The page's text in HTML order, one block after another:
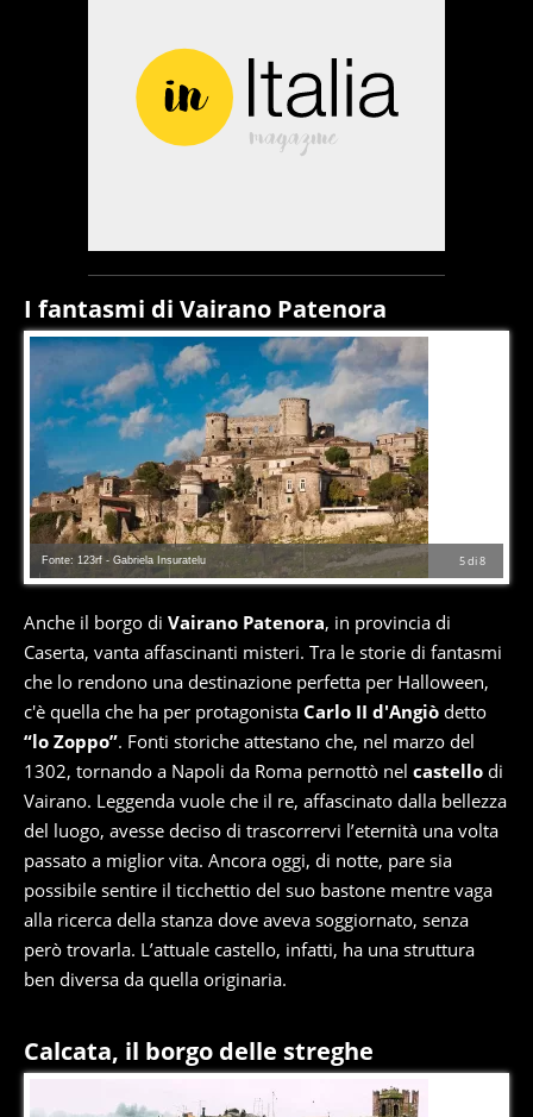
I fantasmi di Vairano Patenora
5di8
Fonte: 123rf - Gabriela Insuratelu
Anche il borgo di Vairano Patenora, in provincia di
Caserta, vanta affascinanti misteri. Tra le storie di fantasmi
che lo rendono una destinazione perfetta per Halloween,
c'è quella che ha per protagonista Carlo II d'Angiò detto
“lo Zoppo”. Fonti storiche attestano che, nel marzo del
1302, tornando a Napoli da Roma pernottò nel castello di
Vairano. Leggenda vuole che il re, affascinato dalla bellezza
del luogo, avesse deciso di trascorrervi l’eternità una volta
passato a miglior vita. Ancora oggi, di notte, pare sia
possibile sentire il ticchettio del suo bastone mentre vaga
alla ricerca della stanza dove aveva soggiornato, senza
però trovarla. L’attuale castello, infatti, ha una struttura
ben diversa da quella originaria.
Calcata, il borgo delle streghe